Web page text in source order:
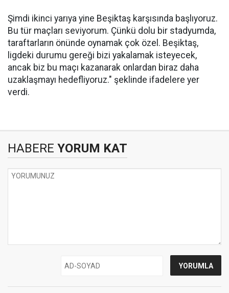
Şimdi ikinci yarıya yine Beşiktaş karşısında başlıyoruz.
Bu tür maçları seviyorum. Çünkü dolu bir stadyumda,
taraftarların önünde oynamak çok özel. Beşiktaş,
ligdeki durumu gereği bizi yakalamak isteyecek,
ancak biz bu maçı kazanarak onlardan biraz daha
uzaklaşmayı hedefliyoruz." şeklinde ifadelere yer
verdi.
HABERE YORUM KAT